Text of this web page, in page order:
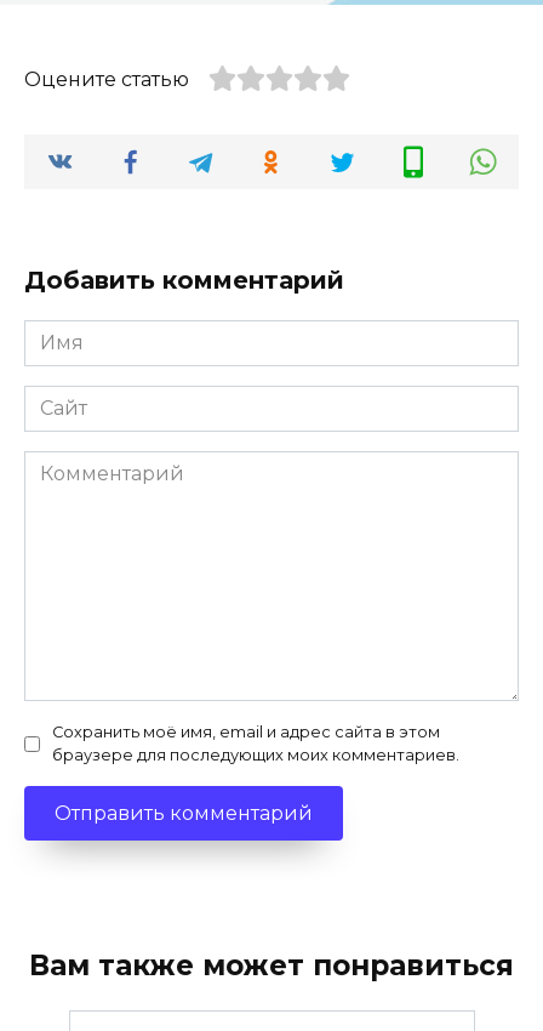
Оцените статью
Добавить комментарий
Имя
*
Сайт
Комментарий
Сохранить моё имя, email и адрес сайта в этом
браузере для последующих моих комментариев.
Вам также может понравиться